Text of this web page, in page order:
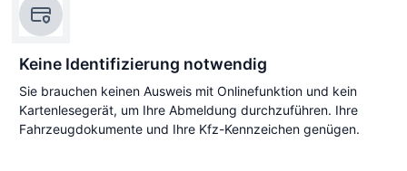
Keine Identifizierung notwendig
Sie brauchen keinen Ausweis mit Onlinefunktion und kein
Kartenlesegerät, um Ihre Abmeldung durchzuführen. Ihre
Fahrzeugdokumente und Ihre Kfz-Kennzeichen genügen.